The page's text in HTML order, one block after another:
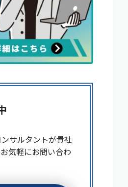
サルタントが貴社
気軽にお問い合わ